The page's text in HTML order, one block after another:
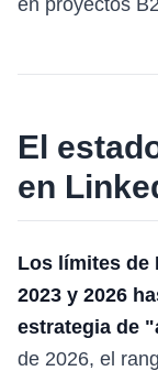
en proyectos
El
en
Los límites de
2023 y 2026
estrategia de
de 2026, el